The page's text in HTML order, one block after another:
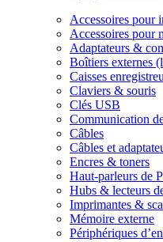
Accessoires pour
Accessoires pour
Adaptateurs &
Boîtiers externes
Caisses
Claviers & souris
Clés USB
Communication
Câbles
Câbles et
Encres & toners
Haut-parleurs de
Hubs & lecteurs
Imprimantes &
Mémoire externe
Périphériques